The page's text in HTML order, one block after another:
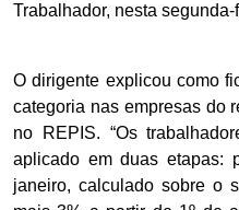
Trabalhador, nesta segunda-
O dirigente explicou como
categoria nas empresas do
no REPIS. “Os
aplicado em duas etapas:
janeiro, calculado sobre o